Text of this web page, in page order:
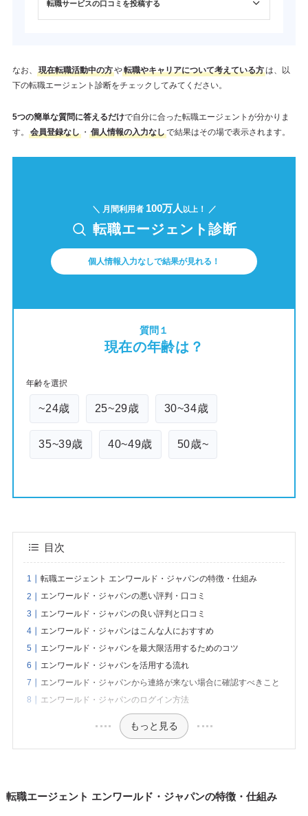
転職サービスの口コミを投稿する
なお、 現在転職活動中の方や転職やキャリアについて考えている方は、以
下の転職エージェント診断をチェックしてみてください。
5つの簡単な質問に答えるだけで自分に合った転職エージェントが分かりま
す。
会員登録なし・ 個人情報の入力なしで結果はその場で表示されます。
＼ 月間利用者 100万人 以上 ！ ／
転職エージェント診断
個人情報入力なしで結果が見れる！
質問１
現在の年齢は？
年齢を選択
~24歳 25~29歳 30~34歳
35~39歳 40~49歳 50歳~
目次
転職エージェント エンワールド・ジャパンの特徴・仕組み
エンワールド・ジャパンの悪い評判・口コミ
エンワールド・ジャパンの良い評判と口コミ
エンワールド・ジャパンはこんな人におすすめ
エンワールド・ジャパンを最大限活用するためのコツ
エンワールド・ジャパンを活用する流れ
エンワールド・ジャパンから連絡が来ない場合に確認すべきこと
エンワールド・ジャパンのログイン方法
もっと見る
転職エージェント エンワールド・ジャパンの特徴・仕組み